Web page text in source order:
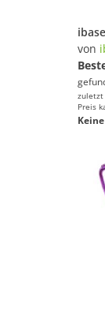
von
zuletzt
Preis